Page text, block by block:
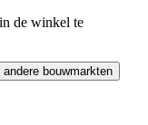
de winkel te
bouwmarkten